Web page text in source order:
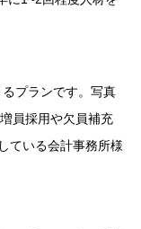
プランです。写真
員採用や欠員補充
ている会計事務所様